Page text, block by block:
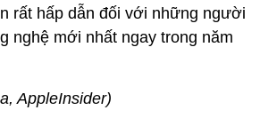
rất hấp dẫn đối với những người
nghệ mới nhất ngay trong năm
AppleInsider)